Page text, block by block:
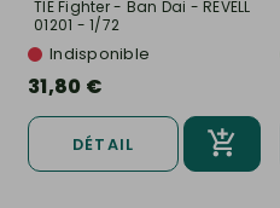
TIE Fighter - Ban Dai - REVELL
01201 - 1/72
Indisponible
31,80 €
DÉTAIL